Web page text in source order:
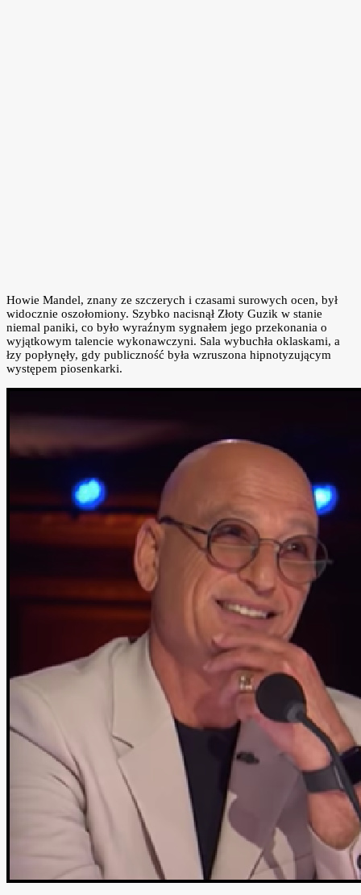
Howie Mandel, znany ze szczerych i czasami surowych ocen, był
widocznie oszołomiony. Szybko nacisnął Złoty Guzik w stanie
niemal paniki, co było wyraźnym sygnałem jego przekonania o
wyjątkowym talencie wykonawczyni. Sala wybuchła oklaskami, a
łzy popłynęły, gdy publiczność była wzruszona hipnotyzującym
występem piosenkarki.